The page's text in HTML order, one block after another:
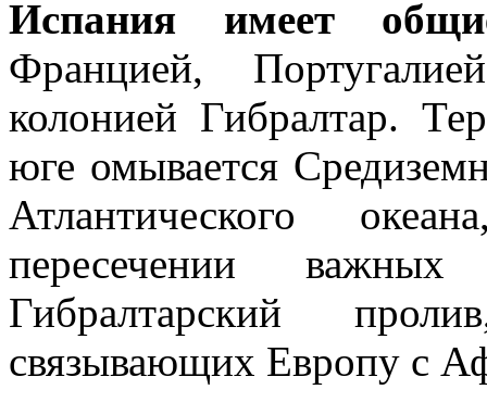
Испания имеет
Францией,
колонией Гибралтар.
юге омывается
Атлантического
пересечении
Гибралтарский
связывающих Европу с